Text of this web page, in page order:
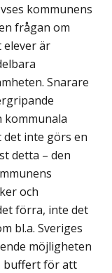
kommunens
frågan om
elever är
Snarare
kommunala
det inte görs en
detta – den
och
förra, inte det
bl.a. Sveriges
möjligheten
buffert för att